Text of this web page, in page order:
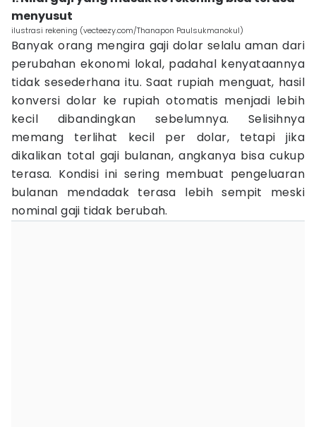
menyusut
ilustrasi rekening (vecteezy.com/Thanapon Paulsukmanokul)
Banyak orang mengira gaji dolar selalu aman dari
perubahan ekonomi lokal, padahal kenyataannya
tidak sesederhana itu. Saat rupiah menguat, hasil
konversi dolar ke rupiah otomatis menjadi lebih
kecil dibandingkan sebelumnya. Selisihnya
memang terlihat kecil per dolar, tetapi jika
dikalikan total gaji bulanan, angkanya bisa cukup
terasa. Kondisi ini sering membuat pengeluaran
bulanan mendadak terasa lebih sempit meski
nominal gaji tidak berubah.